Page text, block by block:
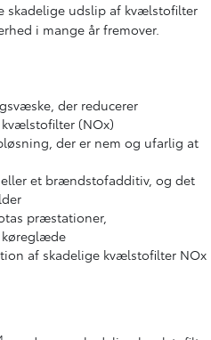
skadelige udslip af kvælstofilter
i mange år fremover.
der reducerer
(NOx)
der er nem og ufarlig at
et brændstofadditiv, og det
præstationer,
af skadelige kvælstofilter NOx